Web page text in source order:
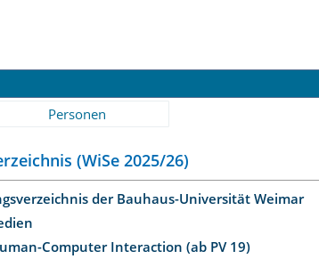
Personen
(WiSe 2025/26)
der Bauhaus-Universität Weimar
Computer Interaction (ab PV 19)